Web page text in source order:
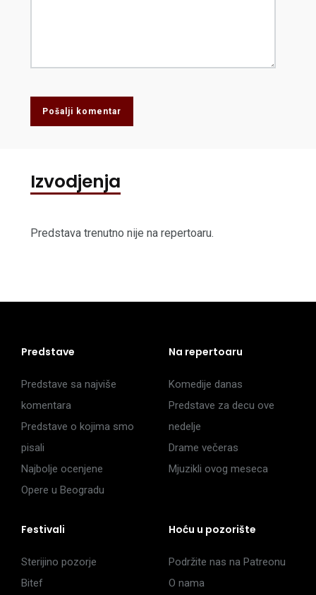
Pošalji komentar
Izvodjenja
Predstava trenutno nije na repertoaru.
Predstave
Predstave sa najviše
komentara
Predstave o kojima smo
pisali
Najbolje ocenjene
Opere u Beogradu
Na repertoaru
Komedije danas
Predstave za decu ove
nedelje
Drame večeras
Mjuzikli ovog meseca
Festivali
Sterijino pozorje
Bitef
Hoću u pozorište
Podržite nas na Patreonu
O nama